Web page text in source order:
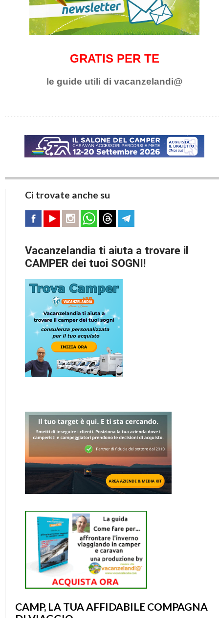
GRATIS PER TE
le guide utili di vacanzelandi@
Ci trovate anche su
Vacanzelandia ti aiuta a trovare il
CAMPER dei tuoi SOGNI!
CAMP, LA TUA AFFIDABILE COMPAGNA